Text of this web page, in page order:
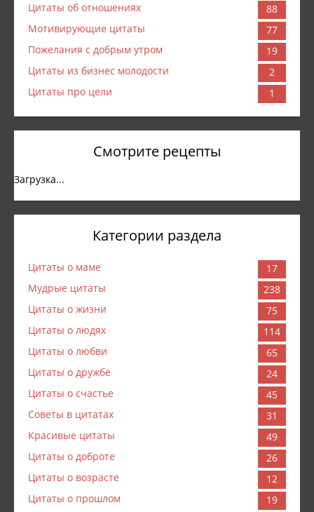
Цитаты об отношениях
88
Мотивирующие цитаты
77
Пожелания с добрым утром
19
Цитаты из бизнес молодости
2
Цитаты про цели
1
Смотрите рецепты
Загрузка...
Категории раздела
Цитаты о маме
17
Мудрые цитаты
238
Цитаты о жизни
75
Цитаты о людях
114
Цитаты о любви
65
Цитаты о дружбе
24
Цитаты о счастье
45
Советы в цитатах
31
Красивые цитаты
49
Цитаты о доброте
26
Цитаты о возрасте
12
Цитаты о прошлом
19